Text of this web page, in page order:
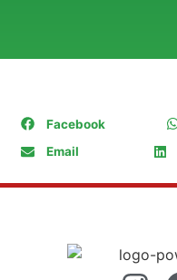
Facebook
Email